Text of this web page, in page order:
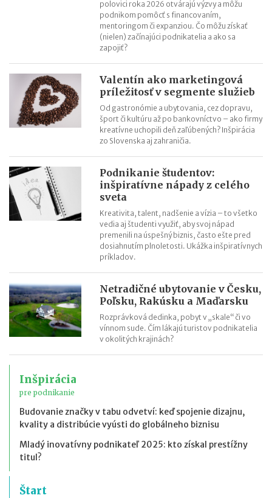
polovici roka 2026 otvárajú výzvy a môžu
podnikom pomôcť s financovaním,
mentoringom či expanziou. Čo môžu získať
(nielen) začínajúci podnikatelia a ako sa
zapojiť?
Valentín ako marketingová
príležitosť v segmente služieb
Od gastronómie a ubytovania, cez dopravu,
šport či kultúru až po bankovníctvo – ako firmy
kreatívne uchopili deň zaľúbených? Inšpirácia
zo Slovenska aj zahraničia.
Podnikanie študentov:
inšpiratívne nápady z celého
sveta
Kreativita, talent, nadšenie a vízia – to všetko
vedia aj študenti využiť, aby svoj nápad
premenili na úspešný biznis, často ešte pred
dosiahnutím plnoletosti. Ukážka inšpiratívnych
príkladov.
Netradičné ubytovanie v Česku,
Poľsku, Rakúsku a Maďarsku
Rozprávková dedinka, pobyt v „skale“ či vo
vínnom sude. Čím lákajú turistov podnikatelia
v okolitých krajinách?
Inšpirácia
pre podnikanie
Budovanie značky v tabu odvetví: keď spojenie dizajnu,
kvality a distribúcie vyústi do globálneho biznisu
Mladý inovatívny podnikateľ 2025: kto získal prestížny
titul?
Štart